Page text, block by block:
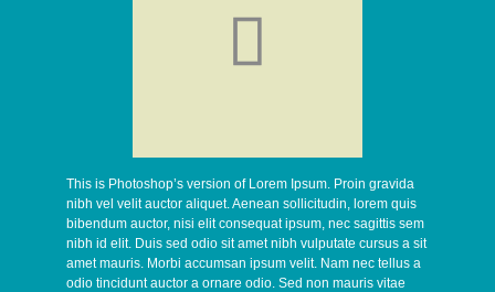

This is Photoshop’s version of Lorem Ipsum. Proin gravida
nibh vel velit auctor aliquet. Aenean sollicitudin, lorem quis
bibendum auctor, nisi elit consequat ipsum, nec sagittis sem
nibh id elit. Duis sed odio sit amet nibh vulputate cursus a sit
amet mauris. Morbi accumsan ipsum velit. Nam nec tellus a
odio tincidunt auctor a ornare odio. Sed non mauris vitae